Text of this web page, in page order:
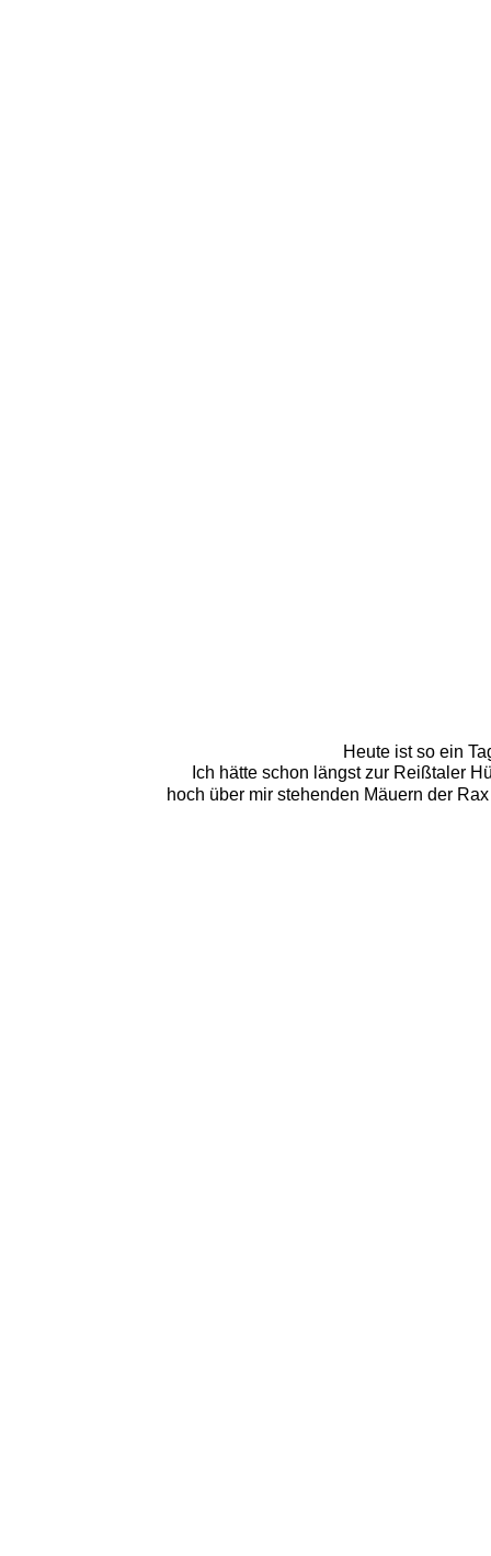
Heute ist so ein
Ich hätte schon längst zur Reißtaler
hoch über mir stehenden Mäuern der